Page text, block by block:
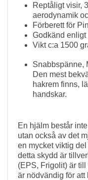
Reptåligt visir,
aerodynamik
Förberett för
Godkänd
Vikt c:a 1500
Snabbspänne,
Den mest
hakrem finns,
handskar.
En hjälm består
utan också av det
en mycket viktig del
detta skydd är
(EPS, Frigolit) är till
är nödvändig för att